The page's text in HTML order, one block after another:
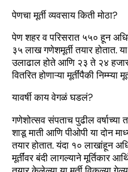
पेणचा मूर्ती व्यवसाय किती मोठा?
पेण शहर व परिसरात ५५० हून
३५ लाख गणेशमूर्ती तयार होतात.
उलाढाल होते आणि २३ ते २४ हजार
वितरित होणाऱ्या मूर्तींपैकी
यावर्षी काय वेगळं घडलं?
गणेशोत्सव संपताच पुढील वर्षाच्या
शाडू माती आणि पीओपी या दोन
तयार होतात. यंदा १० लाखांहून
मूर्तींवर बंदी लागल्याने